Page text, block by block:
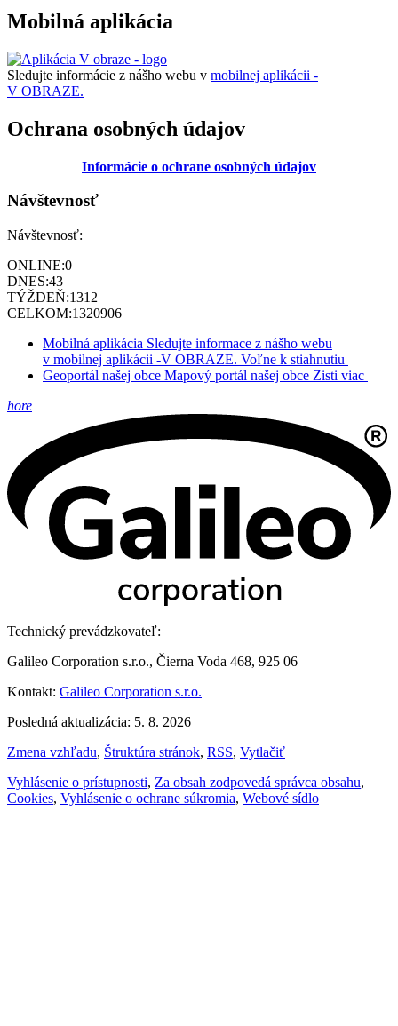
Mobilná aplikácia
Sledujte informácie z nášho webu v mobilnej aplikácii -
V OBRAZE.
Ochrana osobných údajov
Informácie o ochrane osobných údajov
Návštevnosť
Návštevnosť:
ONLINE:0
DNES:43
TÝŽDEŇ:1312
CELKOM:1320906
Mobilná aplikácia Sledujte informace z nášho webu
v mobilnej aplikácii -V OBRAZE. Voľne k stiahnutiu
Geoportál našej obce Mapový portál našej obce Zisti viac
hore
Technický prevádzkovateľ:
Galileo Corporation s.r.o., Čierna Voda 468, 925 06
Kontakt: Galileo Corporation s.r.o.
Posledná aktualizácia: 5. 8. 2026
Zmena vzhľadu, Štruktúra stránok, RSS, Vytlačiť
Vyhlásenie o prístupnosti, Za obsah zodpovedá správca obsahu,
Cookies, Vyhlásenie o ochrane súkromia, Webové sídlo